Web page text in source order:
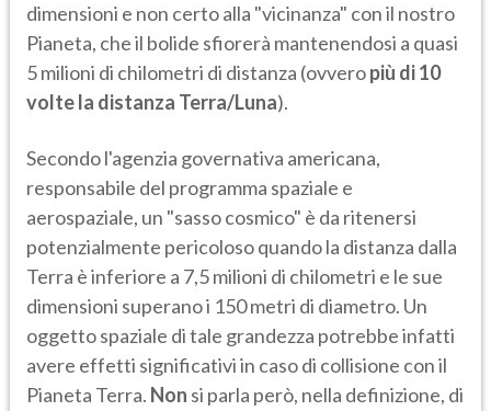
dimensioni e non certo alla "vicinanza" con il nostro
Pianeta, che il bolide sfiorerà mantenendosi a quasi
5 milioni di chilometri di distanza (ovveropiù di 10
volte la distanza Terra/Luna).
Secondo l'agenzia governativa americana,
responsabile del programma spaziale e
aerospaziale, un "sasso cosmico" è da ritenersi
potenzialmente pericoloso quando la distanza dalla
Terra è inferiore a 7,5 milioni di chilometri e le sue
dimensioni superano i 150 metri di diametro. Un
oggetto spaziale di tale grandezza potrebbe infatti
avere effetti significativi in caso di collisione con il
Pianeta Terra. Non si parla però, nella definizione, di